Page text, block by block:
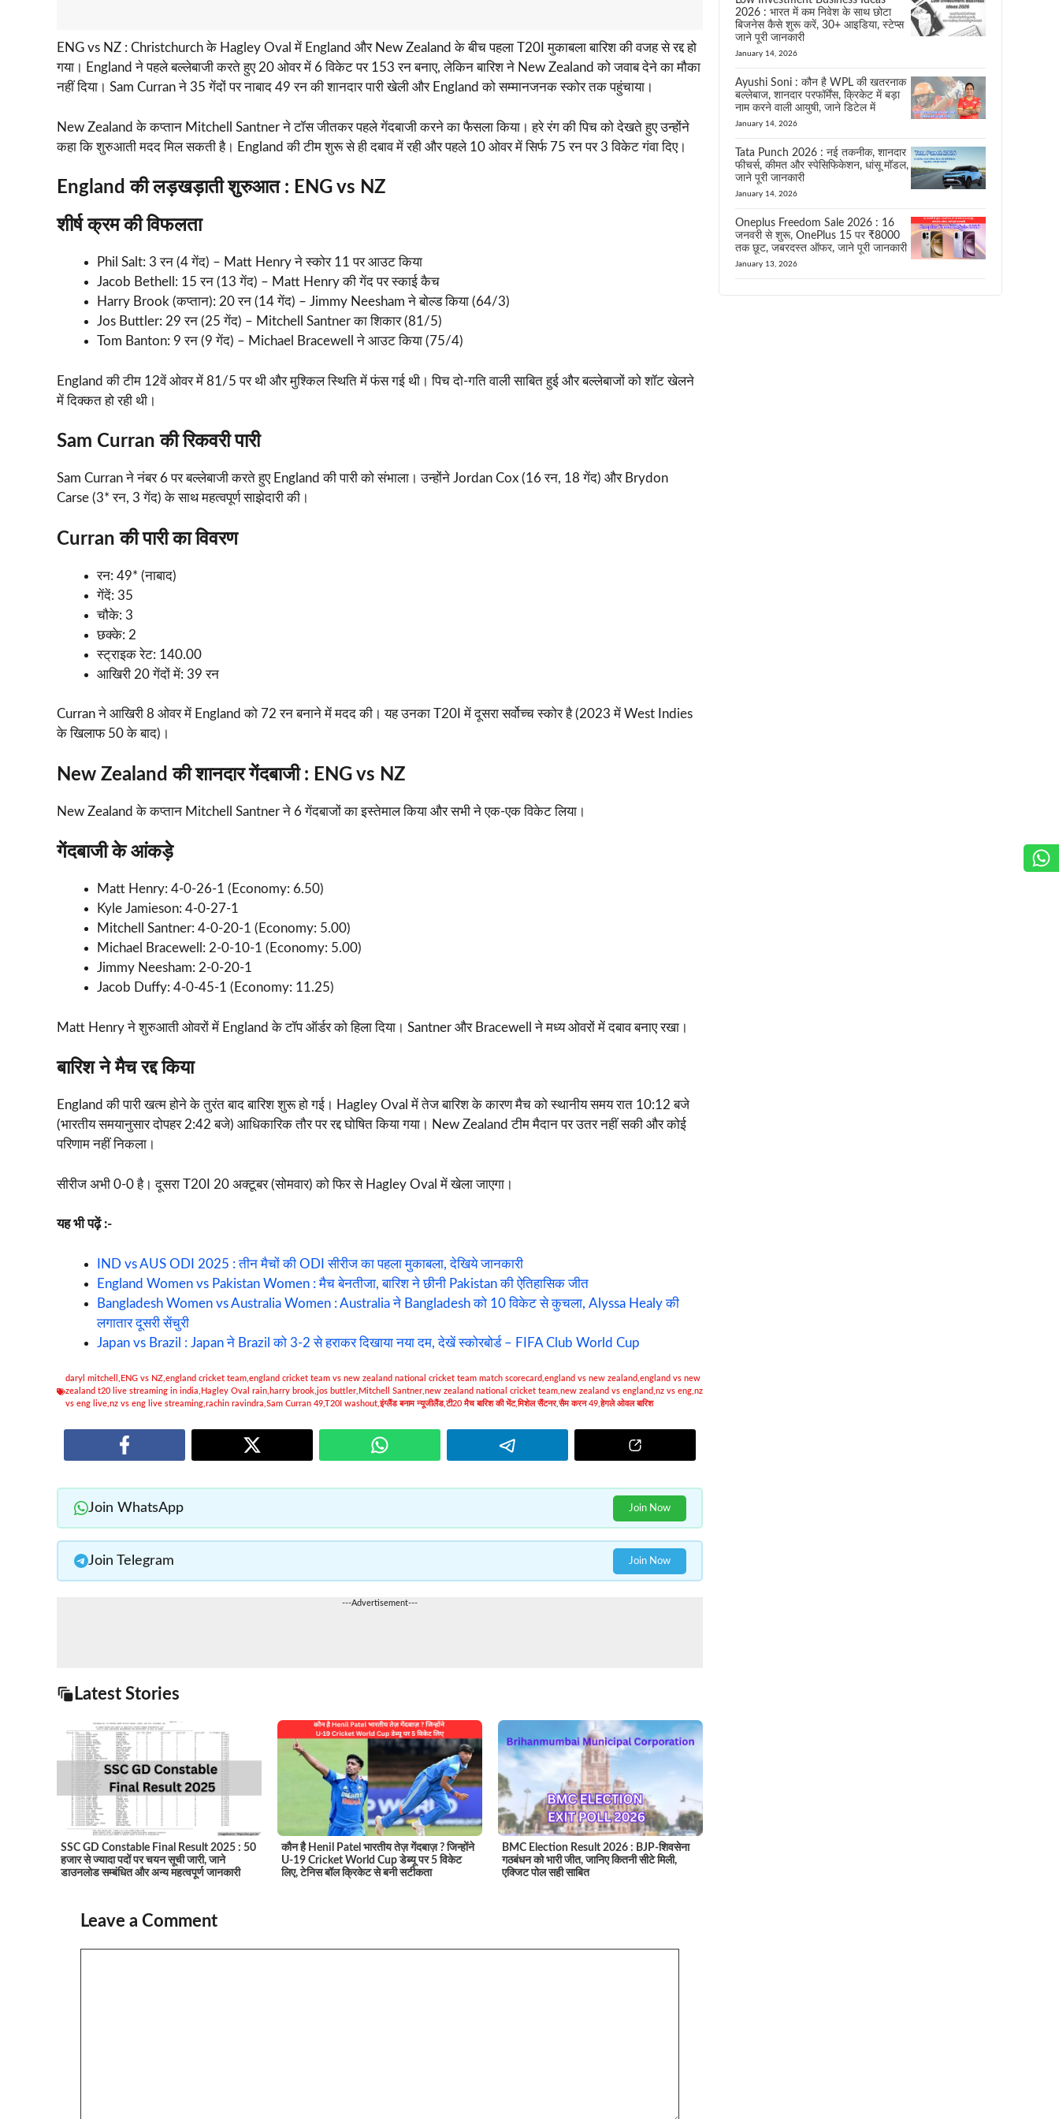
ENG vs NZ : Christchurch के Hagley Oval में England और New Zealand के बीच पहला T20I मुकाबला बारिश की वजह से रद्द हो
गया। England ने पहले बल्लेबाजी करते हुए 20 ओवर में 6 विकेट पर 153 रन बनाए, लेकिन बारिश ने New Zealand को जवाब देने का मौका
नहीं दिया। Sam Curran ने 35 गेंदों पर नाबाद 49 रन की शानदार पारी खेली और England को सम्मानजनक स्कोर तक पहुंचाया।
New Zealand के कप्तान Mitchell Santner ने टॉस जीतकर पहले गेंदबाजी करने का फैसला किया। हरे रंग की पिच को देखते हुए उन्होंने
कहा कि शुरुआती मदद मिल सकती है। England की टीम शुरू से ही दबाव में रही और पहले 10 ओवर में सिर्फ 75 रन पर 3 विकेट गंवा दिए।
England की लड़खड़ाती शुरुआत : ENG vs NZ
शीर्ष क्रम की विफलता
Phil Salt: 3 रन (4 गेंद) – Matt Henry ने स्कोर 11 पर आउट किया
Jacob Bethell: 15 रन (13 गेंद) – Matt Henry की गेंद पर स्काई कैच
Harry Brook (कप्तान): 20 रन (14 गेंद) – Jimmy Neesham ने बोल्ड किया (64/3)
Jos Buttler: 29 रन (25 गेंद) – Mitchell Santner का शिकार (81/5)
Tom Banton: 9 रन (9 गेंद) – Michael Bracewell ने आउट किया (75/4)
England की टीम 12वें ओवर में 81/5 पर थी और मुश्किल स्थिति में फंस गई थी। पिच दो-गति वाली साबित हुई और बल्लेबाजों को शॉट खेलने
में दिक्कत हो रही थी।
Sam Curran की रिकवरी पारी
Sam Curran ने नंबर 6 पर बल्लेबाजी करते हुए England की पारी को संभाला। उन्होंने Jordan Cox (16 रन, 18 गेंद) और Brydon
Carse (3* रन, 3 गेंद) के साथ महत्वपूर्ण साझेदारी की।
Curran की पारी का विवरण
रन: 49* (नाबाद)
गेंदें: 35
चौके: 3
छक्के: 2
स्ट्राइक रेट: 140.00
आखिरी 20 गेंदों में: 39 रन
Curran ने आखिरी 8 ओवर में England को 72 रन बनाने में मदद की। यह उनका T20I में दूसरा सर्वोच्च स्कोर है (2023 में West Indies
के खिलाफ 50 के बाद)।
New Zealand की शानदार गेंदबाजी : ENG vs NZ
New Zealand के कप्तान Mitchell Santner ने 6 गेंदबाजों का इस्तेमाल किया और सभी ने एक-एक विकेट लिया।
गेंदबाजी के आंकड़े
Matt Henry: 4-0-26-1 (Economy: 6.50)
Kyle Jamieson: 4-0-27-1
Mitchell Santner: 4-0-20-1 (Economy: 5.00)
Michael Bracewell: 2-0-10-1 (Economy: 5.00)
Jimmy Neesham: 2-0-20-1
Jacob Duffy: 4-0-45-1 (Economy: 11.25)
Matt Henry ने शुरुआती ओवरों में England के टॉप ऑर्डर को हिला दिया। Santner और Bracewell ने मध्य ओवरों में दबाव बनाए रखा।
बारिश ने मैच रद्द किया
England की पारी खत्म होने के तुरंत बाद बारिश शुरू हो गई। Hagley Oval में तेज बारिश के कारण मैच को स्थानीय समय रात 10:12 बजे
(भारतीय समयानुसार दोपहर 2:42 बजे) आधिकारिक तौर पर रद्द घोषित किया गया। New Zealand टीम मैदान पर उतर नहीं सकी और कोई
परिणाम नहीं निकला।
सीरीज अभी 0-0 है। दूसरा T20I 20 अक्टूबर (सोमवार) को फिर से Hagley Oval में खेला जाएगा।
यह भी पढ़ें :-
IND vs AUS ODI 2025 : तीन मैचों की ODI सीरीज का पहला मुकाबला, देखिये जानकारी
England Women vs Pakistan Women : मैच बेनतीजा, बारिश ने छीनी Pakistan की ऐतिहासिक जीत
Bangladesh Women vs Australia Women : Australia ने Bangladesh को 10 विकेट से कुचला, Alyssa Healy की
लगातार दूसरी सेंचुरी
Japan vs Brazil : Japan ने Brazil को 3-2 से हराकर दिखाया नया दम, देखें स्कोरबोर्ड – FIFA Club World Cup
daryl mitchell , ENG vs NZ,england cricket team,england cricket team vs new zealand national cricket team match scorecard,england vs new zealand,england vs new
zealand t20 live streaming in india, Hagley Oval rain, harry brook,jos buttler, Mitchell Santner,new zealand national cricket team,new zealand vs england,nz vs eng,nz
vs eng live,nz vs eng live streaming,rachin ravindra,Sam Curran 49,T20I washout,इंग्लैंड बनाम न्यूजीलैंड,टी20 मैच बारिश की भेंट,मिशेल सैंटनर,सैम करन 49,हेगले ओवल बारिश
Join WhatsApp Join Now
Join Telegram Join Now
---Advertisement---
Latest Stories
SSC GD Constable Final Result 2025 : 50
हजार से ज्यादा पदों पर चयन सूची जारी, जाने
डाउनलोड सम्बंधित और अन्य महत्वपूर्ण जानकारी
कौन है Henil Patel भारतीय तेज़ गेंदबाज़ ? जिन्होंने
U-19 Cricket World Cup डेब्यू पर 5 विकेट
लिए, टेनिस बॉल क्रिकेट से बनी सटीकता
BMC Election Result 2026 : BJP-शिवसेना
गठबंधन को भारी जीत, जानिए कितनी सीटे मिली,
एक्जिट पोल सही साबित
Leave a Comment
2026 : भारत में कम निवेश के साथ छोटा
बिजनेस कैसे शुरू करें, 30+ आइडिया, स्टेप्स
जाने पूरी जानकारी
January 14, 2026
Ayushi Soni : कौन है WPL की खतरनाक
बल्लेबाज, शानदार परफॉर्मेंस, क्रिकेट में बड़ा
नाम करने वाली आयुषी, जाने डिटेल में
January 14, 2026
Tata Punch 2026 : नई तकनीक, शानदार
फीचर्स, कीमत और स्पेसिफिकेशन, धांसू मॉडल,
जाने पूरी जानकारी
January 14, 2026
Oneplus Freedom Sale 2026 : 16
जनवरी से शुरू, OnePlus 15 पर ₹8000
तक छूट, जबरदस्त ऑफर, जाने पूरी जानकारी
January 13, 2026